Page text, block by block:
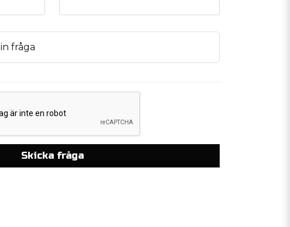
fråga
Skicka fråga